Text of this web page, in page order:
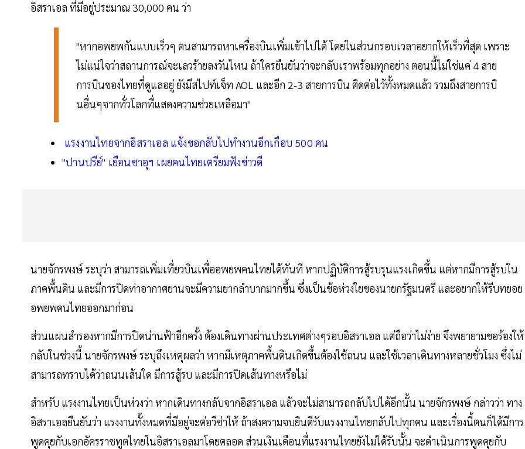
อิสราเอล ที่มีอยู่ประมาณ 30,000 คน ว่า
"หากอพยพกันแบบเร็วๆ ตนสามารถหาเครื่องบินเพิ่มเข้าไปได้ โดยในส่วนกรอบเวลาอยากให้เร็วที่สุด เพราะ
ไม่แน่ใจว่าสถานการณ์จะเลวร้ายลงวันไหน ถ้าใครยืนยันว่าจะกลับเราพร้อมทุกอย่าง ตอนนี้ไม่ใช่แค่ 4 สาย
การบินของไทยที่ดูแลอยู่ ยังมีสไปท์เจ็ท AOL และอีก 2-3 สายการบิน ติดต่อไว้ทั้งหมดแล้ว รวมถึงสายการบิ
นอื่นๆจากทั่วโลกที่แสดงความช่วยเหลือมา"
แรงงานไทยจากอิสราเอล แจ้งขอกลับไปทำงานอีกเกือบ 500 คน
"ปานปรีย์" เยือนซาอุฯ เผยคนไทยเตรียมฟังข่าวดี
นายจักรพงษ์ ระบุว่า สามารถเพิ่มเที่ยวบินเพื่ออพยพคนไทยได้ทันที หากปฏิบัติการสู้รบรุนแรงเกิดขึ้น แต่หากมีการสู้รบใน
ภาคพื้นดิน และมีการปิดท่าอากาศยานจะมีความยากลำบากมากขึ้น ซึ่งเป็นข้อห่วงใยของนายกรัฐมนตรี และอยากให้รีบทยอย
อพยพคนไทยออกมาก่อน
ส่วนแผนสำรองหากมีการปิดน่านฟ้าอีกครั้ง ต้องเดินทางผ่านประเทศต่างๆรอบอิสราเอล แต่ถือว่าไม่ง่าย จึงพยายามขอร้องให้
กลับในช่วงนี้ นายจักรพงษ์ ระบุถึงเหตุผลว่า หากมีเหตุภาคพื้นดินเกิดขึ้นต้องใช้ถนน และใช้เวลาเดินทางหลายชั่วโมง ซึ่งไม่
สามารถทราบได้ว่าถนนเส้นใด มีการสู้รบ และมีการปิดเส้นทางหรือไม่
สำหรับ แรงงานไทยเป็นห่วงว่า หากเดินทางกลับจากอิสราเอล แล้วจะไม่สามารถกลับไปได้อีกนั้น นายจักรพงษ์ กล่าวว่า ทาง
อิสราเอลยืนยันว่า แรงงานทั้งหมดที่มีอยู่จะต่อวีซ่าให้ ถ้าสงครามจบยินดีรับแรงงานไทยกลับไปทุกคน และเรื่องนี้ตนก็ได้มีการ
พูดคุยกับเอกอัครราชทูตไทยในอิสราเอลมาโดยตลอด ส่วนเงินเดือนที่แรงงานไทยยังไม่ได้รับนั้น จะดำเนินการพูดคุยกับ